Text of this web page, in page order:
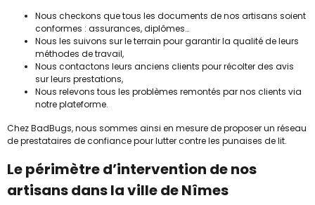
Nous checkons que tous les documents de nos artisans soient
conformes : assurances, diplômes…
Nous les suivons sur le terrain pour garantir la qualité de leurs
méthodes de travail,
Nous contactons leurs anciens clients pour récolter des avis
sur leurs prestations,
Nous relevons tous les problèmes remontés par nos clients via
notre plateforme.
Chez BadBugs, nous sommes ainsi en mesure de proposer un réseau
de prestataires de confiance pour lutter contre les punaises de lit.
Le périmètre d’intervention de nos
artisans dans la ville de Nîmes